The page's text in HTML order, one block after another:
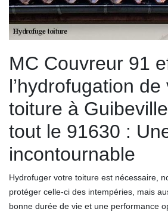
MC Couvreur 91
l’hydrofugation de
toiture à
tout le 91630 :
incontournable
Hydrofuger votre toiture est nécessaire,
protéger celle-ci des intempéries, mais
bonne durée de vie et une performance